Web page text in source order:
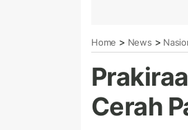
Home > News >
Cerah